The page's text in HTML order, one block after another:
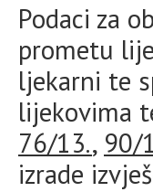
Podaci za
prometu
ljekarni te
lijekovima
76/13., 90/
izrade